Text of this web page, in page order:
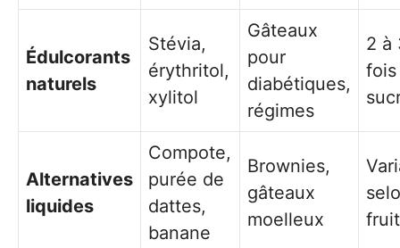
Édulcorants
naturels
Stévia,
érythritol,
xylitol
Gâteaux
pour
diabétiques,
régimes
2 à
Alternatives
liquides
Compote,
purée de
dattes,
banane
Brownies,
gâteaux
moelleux
fruit